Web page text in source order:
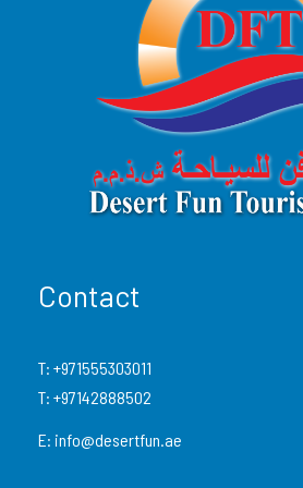
Transport partagé en 4×4
chauffeur professionnel
Arrêt au lever du soleil
de Lahbab
Dune bashing (~30–40
chauffeur expert
Eau en bouteille
Guide anglophone
Contact
T: +971555303011
T: +97142888502
E: info@desertfun.ae